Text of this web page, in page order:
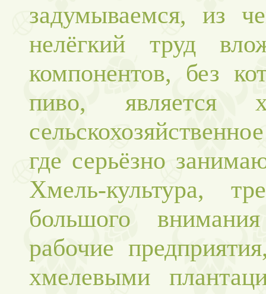
задумываемся, из
нелёгкий труд
компонентов, без
пиво, является
где серьёзно
Хмель-культура,
большого
рабочие
хмелевыми